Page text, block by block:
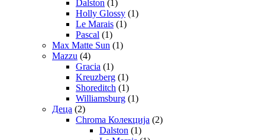
Dalston (1)
Holly Glossy (1)
Le Marais (1)
Pascal (1)
Max Matte Sun (1)
Mazzu (4)
Gracia (1)
Kreuzberg (1)
Shoreditch (1)
Williamsburg (1)
Деца (2)
Chroma Колекција (2)
Dalston (1)